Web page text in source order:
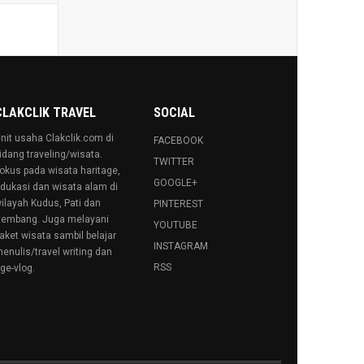
TRAVEL
usaha Clakclik.com di
traveling/wisata.
pada wisata haritage,
dan wisata alam di
Kudus, Pati dan
Juga melayani
wisata sambil belajar
travel writing dan
vlog.
SOCIAL
FACEBOOK
TWITTER
GOOGLE+
PINTEREST
YOUTUBE
INSTAGRAM
RSS